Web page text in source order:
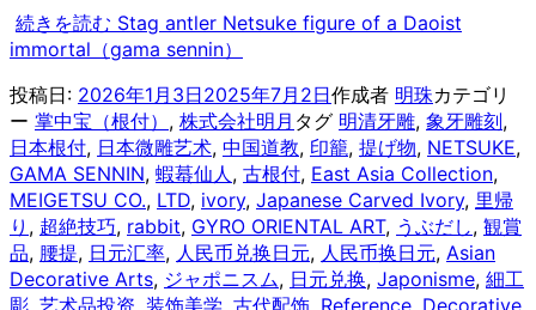
続きを読む Stag antler Netsuke figure of a Daoist
immortal（gama sennin）
投稿日: 2026年1月3日2025年7月2日作成者 明珠カテゴリ
ー 掌中宝（根付） , 株式会社明月 タグ 明清牙雕, 象牙雕刻,
日本根付, 日本微雕艺术, 中国道教, 印籠, 提げ物, NETSUKE,
GAMA SENNIN, 蝦蟇仙人, 古根付, East Asia Collection,
MEIGETSU CO., LTD, ivory, Japanese Carved Ivory, 里帰
り , 超絶技巧, rabbit, GYRO ORIENTAL ART, うぶだし, 観賞
品, 腰提, 日元汇率, 人民币兑换日元, 人民币换日元, Asian
Decorative Arts, ジャポニスム, 日元兑换, Japonisme, 細工